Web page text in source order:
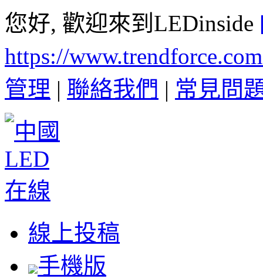
您好, 歡迎來到LEDinside
https://
管理 | 聯絡我們 | 常見問
線上投稿
手機版